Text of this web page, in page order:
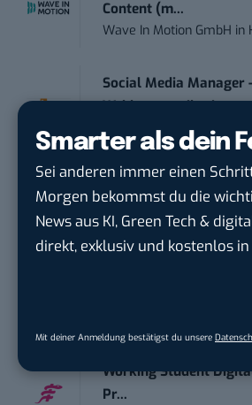
Smarter als dein
Sei anderen immer einen
Morgen bekommst du die
News aus KI, Green Tech &
direkt, exklusiv und kostenlos
Mit deiner Anmeldung bestätigst du unsere
Content (m...
Wave In Motion GmbH in
Social Media Manager
Webkommunikation...
Open Experience GmbHin
Editorial Prompt
Motor Presse
Stuttgart
Working Student
Pr...